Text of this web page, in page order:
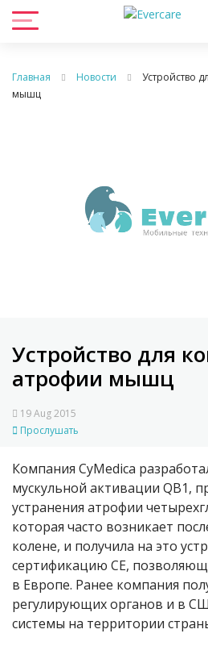
Главная Новости
Устройство
мышц
Устройство для
атрофии мышц
19 Aug 2015
Прослушать
Компания CyMedica
мускульной активации QB1,
устранения атрофии
которая часто возникает
колене, и получила на это
сертификацию CE,
в Европе. Ранее компания
регулирующих органов и в
системы на территории